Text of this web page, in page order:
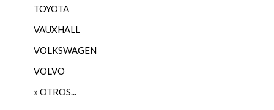
TOYOTA
VAUXHALL
VOLKSWAGEN
VOLVO
» OTROS...